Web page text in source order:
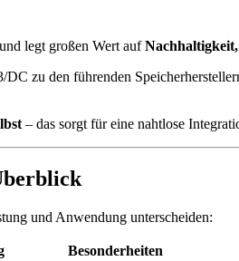
und legt großen Wert auf
DC zu den führenden
– das sorgt für eine nahtlose
und Anwendung unterscheiden:
Besonderheiten